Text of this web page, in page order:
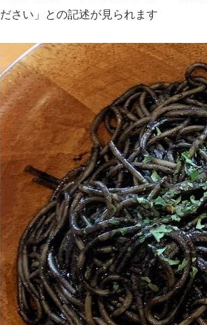
ださい」との記述が見られます